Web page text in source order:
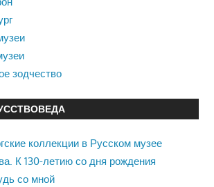
зодчество
коллекции в Русском музее
К 130-летию со дня рождения
со мной